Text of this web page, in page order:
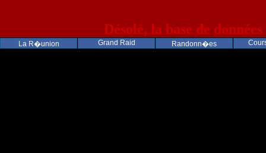
La R�union Grand Raid Randonn�es
Désolé, la base de